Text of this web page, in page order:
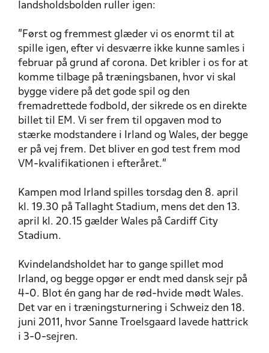
landsholdsbolden ruller igen:
”Først og fremmest glæder vi os enormt til at
spille igen, efter vi desværre ikke kunne samles i
februar på grund af corona. Det kribler i os for at
komme tilbage på træningsbanen, hvor vi skal
bygge videre på det gode spil og den
fremadrettede fodbold, der sikrede os en direkte
billet til EM. Vi ser frem til opgaven mod to
stærke modstandere i Irland og Wales, der begge
er på vej frem. Det bliver en god test frem mod
VM-kvalifikationen i efteråret.”
Kampen mod Irland spilles torsdag den 8. april
kl. 19.30 på Tallaght Stadium, mens det den 13.
april kl. 20.15 gælder Wales på Cardiff City
Stadium.
Kvindelandsholdet har to gange spillet mod
Irland, og begge opgør er endt med dansk sejr på
4-0. Blot én gang har de rød-hvide mødt Wales.
Det var en i træningsturnering i Schweiz den 18.
juni 2011, hvor Sanne Troelsgaard lavede hattrick
i 3-0-sejren.